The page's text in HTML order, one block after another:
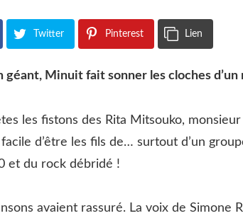
Twitter Pinterest Lien
géant, Minuit fait sonner les cloches
les fistons des Rita Mitsouko,
d’être les fils de… surtout d’un
et du rock débridé !
avaient rassuré. La voix de Simone